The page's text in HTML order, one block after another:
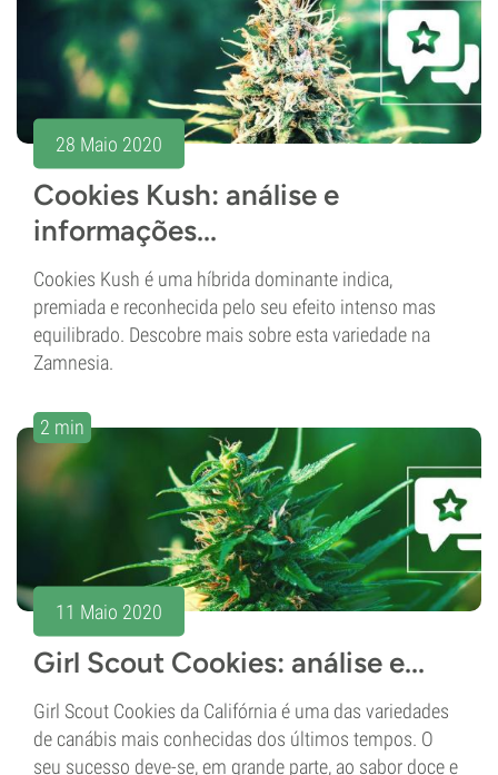
28 Maio 2020
Cookies Kush: análise e
informações...
Cookies Kush é uma híbrida dominante indica,
premiada e reconhecida pelo seu efeito intenso mas
equilibrado. Descobre mais sobre esta variedade na
Zamnesia.
2 min
11 Maio 2020
Girl Scout Cookies: análise e...
Girl Scout Cookies da Califórnia é uma das variedades
de canábis mais conhecidas dos últimos tempos. O
seu sucesso deve-se, em grande parte, ao sabor doce e